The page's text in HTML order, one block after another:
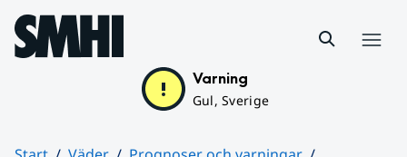
Hoppa till sidans innehåll
Varning
Gul, Sverige